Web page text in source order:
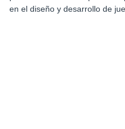
en el diseño y desarrollo de